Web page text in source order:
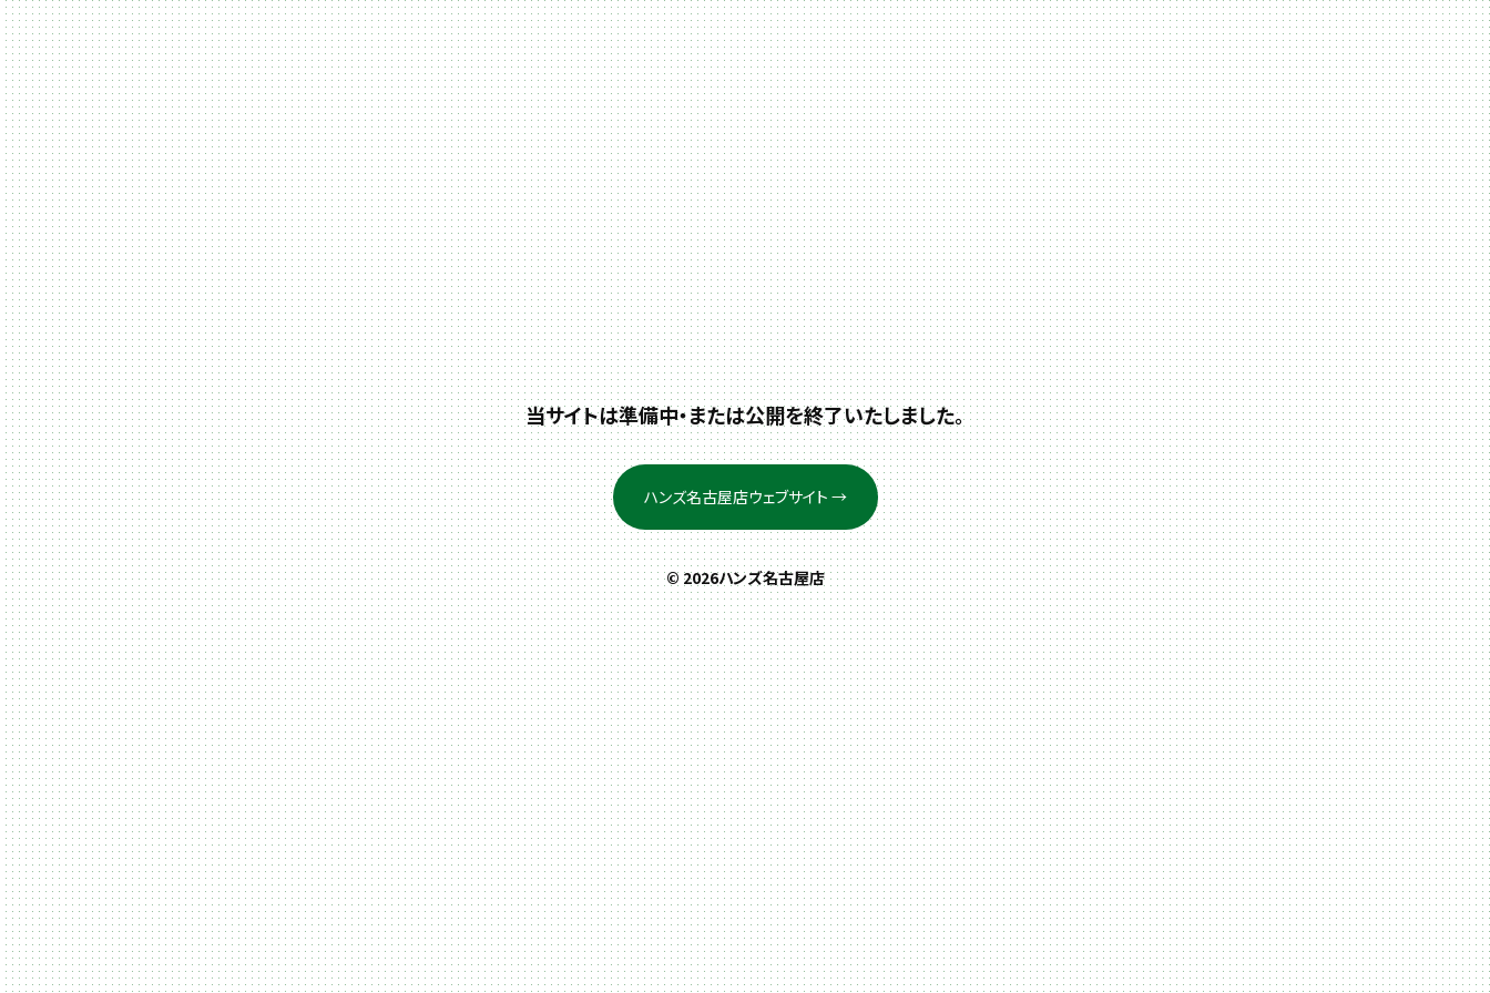
当サイトは準備中・または公開を終了いたしました。
ハンズ名古屋店ウェブサイト →
© 2026ハンズ名古屋店